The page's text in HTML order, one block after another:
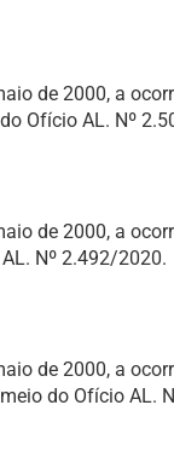
de 2000, a
Ofício AL. Nº
de 2000, a
Nº 2.492/2020.
de 2000, a
do Ofício AL.